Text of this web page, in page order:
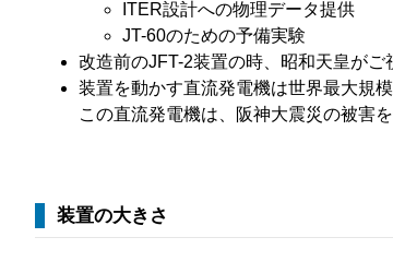
ITER設計への物理データ提供
JT-60のための予備実験
改造前のJFT-2装置の時、昭和天皇がご
装置を動かす直流発電機は世界最大規
この直流発電機は、阪神大震災の被害
装置の大きさ